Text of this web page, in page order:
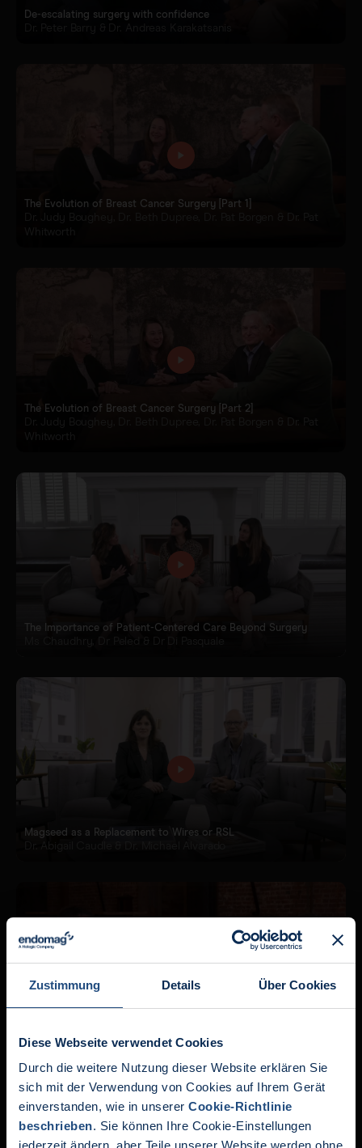
Zustimmung Details Über Cookies
Diese Webseite verwendet Cookies
Durch die weitere Nutzung dieser Website erklären Sie
sich mit der Verwendung von Cookies auf Ihrem Gerät
einverstanden, wie in unserer Cookie-Richtlinie
beschrieben. Sie können Ihre Cookie-Einstellungen
jederzeit ändern, aber Teile unserer Website werden ohne
De-escalating surgery with confidence
The Evolution of Breast Cancer Surgery [Part 1]
The Evolution of Breast Cancer Surgery [Part 2]
The Importance of Patient-Centered Care Beyond Surgery
Magseed as a Replacement to Wires or RSL
Dr. Andreas Karakatsanis, Prof. Alastair Thompson & Prof. Carol
Benn
Aktuelle Nachrichten:
Endomag ist Teil von